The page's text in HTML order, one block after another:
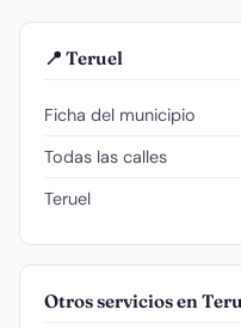
📍 Teruel
Ficha del municipio
Todas las calles
Teruel
Otros servicios en